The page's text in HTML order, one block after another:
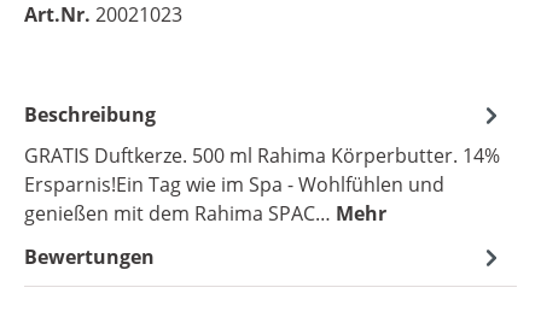
Art.Nr. 20021023
Beschreibung
GRATIS Duftkerze. 500 ml Rahima Körperbutter. 14%
Ersparnis!Ein Tag wie im Spa - Wohlfühlen und
genießen mit dem Rahima SPAC… Mehr
Bewertungen